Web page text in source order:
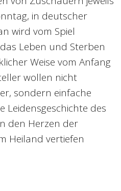
in deutscher
wird vom Spiel
Leben und Sterben
Weise vom Anfang
wollen nicht
sondern einfache
Leidensgeschichte des
den Herzen der
Heiland vertiefen